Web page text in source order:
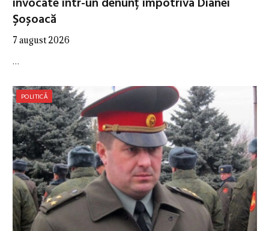
invocate într-un denunț împotriva Dianei
Șoșoacă
7 august 2026
…
POLITICĂ